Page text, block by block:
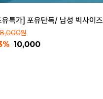
유특가] 포유단독/ 남성 빅사이
원
10,000